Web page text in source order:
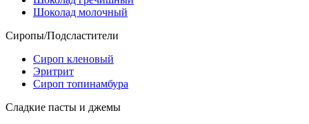
Шоколад молочный
Сиропы/Подсластители
Сироп кленовый
Эритрит
Сироп топинамбура
Сладкие пасты и джемы